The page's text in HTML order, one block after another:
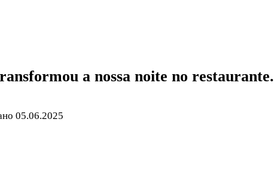
a nossa noite no restaurante.
05.06.2025